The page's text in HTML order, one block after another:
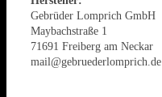
Gebrüder Lomprich GmbH
Maybachstraße 1
71691 Freiberg am Neckar
mail@gebruederlomprich.de